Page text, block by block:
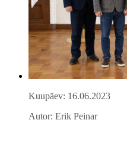
Kuupäev: 16.06.2023
Autor: Erik Peinar